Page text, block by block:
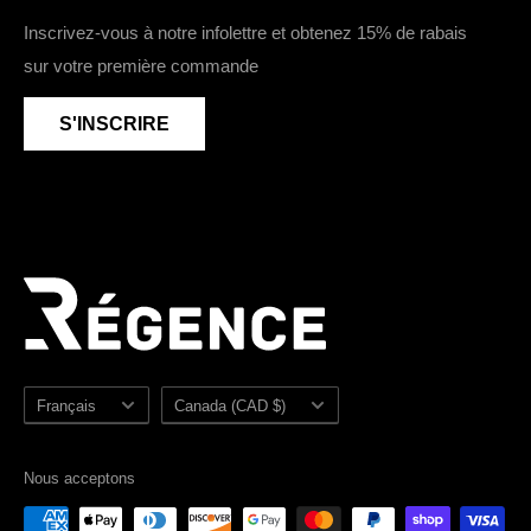
Chaussures de travail véganes
Chaussures de travail imperméables
Accessoires
Devenir détaillant
Zone détaillants
Sezzle
Youtube
Inscrivez-vous à notre infolettre et obtenez 15% de rabais
sur votre première commande
S'INSCRIRE
Langue
Français Pays/région
Canada (CAD $)
Nous acceptons